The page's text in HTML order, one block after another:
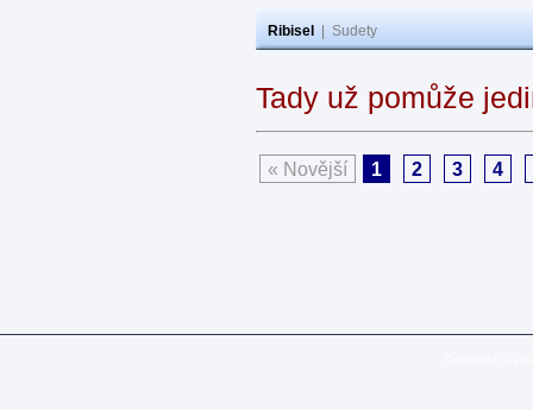
Ribisel Sudety
Tady už pomůže
« Novější 1 2 3 4